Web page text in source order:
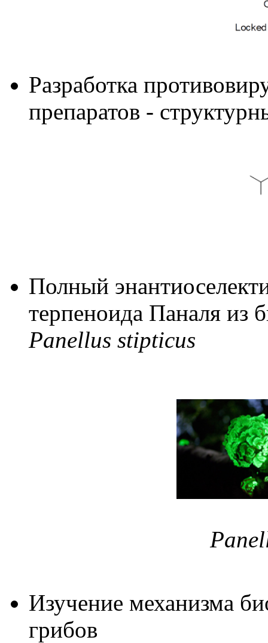
Разработка
препаратов -
Полный
терпеноида Паналя из
Panellus stipticus
Изучение механизма
грибов